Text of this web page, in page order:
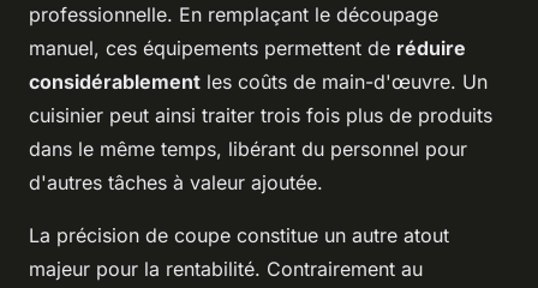
professionnelle. En remplaçant le découpage
manuel, ces équipements permettent de réduire
considérablement les coûts de main-d'œuvre. Un
cuisinier peut ainsi traiter trois fois plus de produits
dans le même temps, libérant du personnel pour
d'autres tâches à valeur ajoutée.
La précision de coupe constitue un autre atout
majeur pour la rentabilité. Contrairement au